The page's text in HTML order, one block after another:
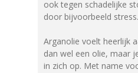
ook tegen schadelijke
door bijvoorbeeld stress.
Arganolie voelt heerlijk
dan wel een olie, maar
in zich op. Met name